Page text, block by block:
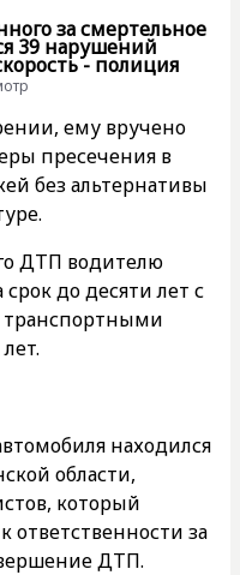
за смертельное
39 нарушений
- полиция
ему вручено
пресечения в
без альтернативы
ДТП водителю
до десяти лет с
транспортными
находился
области,
который
ответственности за
ДТП.